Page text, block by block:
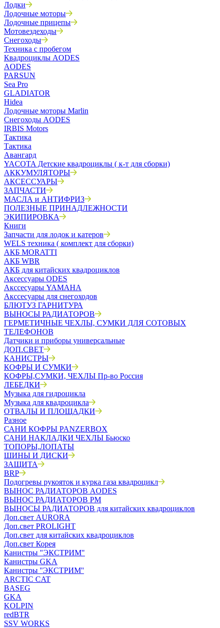
Лодки
Лодочные моторы
Лодочные прицепы
Мотовездеходы
Снегоходы
Техника с пробегом
Квадроциклы AODES
AODES
PARSUN
Sea Pro
GLADIATOR
Hidea
Лодочные моторы Marlin
Снегоходы AODES
IRBIS Motors
Тактика
Тактика
Авангард
YACOTA Детские квадроциклы ( к-т для сборки)
АККУМУЛЯТОРЫ
АКСЕССУАРЫ
ЗАПЧАСТИ
МАСЛА и АНТИФРИЗ
ПОЛЕЗНЫЕ ПРИНАДЛЕЖНОСТИ
ЭКИПИРОВКА
Книги
Запчасти для лодок и катеров
WELS техника ( комплект для сборки)
АКБ MORATTI
АКБ WBR
АКБ для китайских квадроциклов
Аксессуары ODES
Акссесуары YAMAHA
Акссесуары для снегоходов
БЛЮТУЗ ГАРНИТУРА
ВЫНОСЫ РАДИАТОРОВ
ГЕРМЕТИЧНЫЕ ЧЕХЛЫ, СУМКИ ДЛЯ СОТОВЫХ
ТЕЛЕФОНОВ
Датчики и приборы универсальные
ДОП.СВЕТ
КАНИСТРЫ
КОФРЫ И СУМКИ
КОФРЫ,СУМКИ, ЧЕХЛЫ Пр-во Россия
ЛЕБЕДКИ
Музыка для гидроцикла
Музыка для квадроцикла
ОТВАЛЫ И ПЛОЩАДКИ
Разное
САНИ КОФРЫ PANZERBOX
САНИ НАКЛАДКИ ЧЕХЛЫ Бьюско
ТОПОРЫ,ЛОПАТЫ
ШИНЫ И ДИСКИ
ЗАЩИТА
BRP
Подогревы рукояток и курка газа квадроцикл
ВЫНОС РАДИАТОРОВ AODES
ВЫНОС РАДИАТОРОВ РМ
ВЫНОСЫ РАДИАТОРОВ для китайских квадроциклов
Доп.свет AURORA
Доп.свет PROLIGHT
Доп.свет для китайских квадроциклов
Доп.свет Корея
Канистры "ЭКСТРИМ"
Канистры GKA
Канистры ''ЭКСТРИМ''
ARCTIC CAT
BASEG
GKA
KOLPIN
redBTR
SSV WORKS